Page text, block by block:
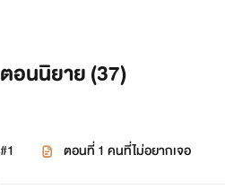
ตอนนิยาย (37)
#1 ตอนที่ 1 คนที่ไม่อยากเจอ